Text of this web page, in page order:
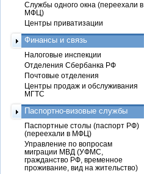
Службы одного окна (переехали в
МФЦ)
Центры приватизации
Финансы и связь
Налоговые инспекции
Отделения Сбербанка РФ
Почтовые отделения
Центры продаж и обслуживания
МГТС
Паспортно-визовые службы
Паспортные столы (паспорт РФ)
(переехали в МФЦ)
Управление по вопросам
миграции МВД (УФМС,
гражданство РФ, временное
проживание, вид на жительство)